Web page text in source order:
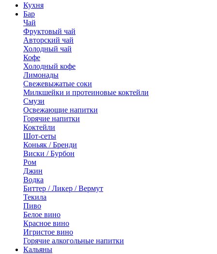
Кухня
Бар
Чай
Фруктовый чай
Авторский чай
Холодный чай
Кофе
Холодный кофе
Лимонады
Свежевыжатые соки
Милкшейки и протеиновые коктейли
Смузи
Освежающие напитки
Горячие напитки
Коктейли
Шот-сеты
Коньяк / Бренди
Виски / Бурбон
Ром
Джин
Водка
Биттер / Ликер / Вермут
Текила
Пиво
Белое вино
Красное вино
Игристое вино
Горячие алкогольные напитки
Кальяны